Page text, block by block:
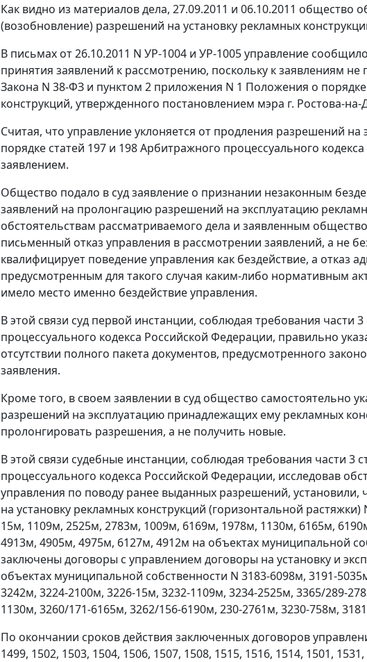
Как видно из материалов дела, 27.09.2011 и 06.10.2011 общество
(возобновление) разрешений на установку рекламных
В письмах от 26.10.2011 N УР-1004 и УР-1005 управление
принятия заявлений к рассмотрению, поскольку к заявлениям
Закона N 38-ФЗ и пунктом 2 приложения N 1 Положения о
конструкций, утвержденного постановлением мэра г. Ростова-на-
Считая, что управление уклоняется от продления разрешений
порядке статей 197 и 198 Арбитражного процессуального
заявлением.
Общество подало в суд заявление о признании незаконным
заявлений на пролонгацию разрешений на эксплуатацию
обстоятельствам рассматриваемого дела и заявленным
письменный отказ управления в рассмотрении заявлений, а не
квалифицирует поведение управления как бездействие, а
предусмотренным для такого случая каким-либо нормативным
имело место именно бездействие управления.
В этой связи суд первой инстанции, соблюдая требования части
процессуального кодекса Российской Федерации, правильно
отсутствии полного пакета документов, предусмотренного
заявления.
Кроме того, в своем заявлении в суд общество самостоятельно
разрешений на эксплуатацию принадлежащих ему рекламных
пролонгировать разрешения, а не получить новые.
В этой связи судебные инстанции, соблюдая требования части 3
процессуального кодекса Российской Федерации, исследовав
управления по поводу ранее выданных разрешений,
на установку рекламных конструкций (горизонтальной
15м, 1109м, 2525м, 2783м, 1009м, 6169м, 1978м, 1130м, 6165м,
4913м, 4905м, 4975м, 6127м, 4912м на объектах муниципальной
заключены договоры с управлением договоры на установку и
объектах муниципальной собственности N 3183-6098м, 3191-
3242м, 3224-2100м, 3226-15м, 3232-1109м, 3234-2525м, 3365/289-
1130м, 3260/171-6165м, 3262/156-6190м, 230-2761м, 3230-758м,
По окончании сроков действия заключенных договоров
1499, 1502, 1503, 1504, 1506, 1507, 1508, 1515, 1516, 1514, 1501,